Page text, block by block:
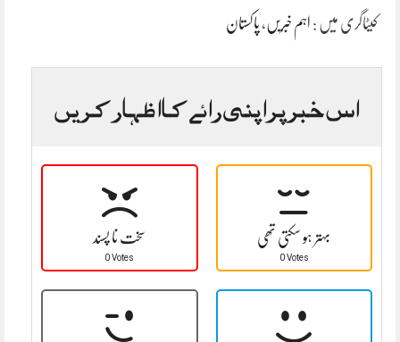
کیٹاگری میں : اہم خبریں ، پاکستان
اس خبر پر اپنی رائے کا اظہار کریں
سخت نا پسند
0 Votes
بہتر ہو سکتی تھی
0 Votes